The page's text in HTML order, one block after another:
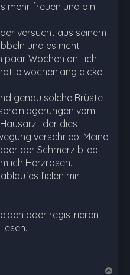
mehr freuen und bin
versucht aus seinem
und es nicht
paar Wochen an , ich
wochenlang dicke
genau solche Brüste
vom
der dies
verschrieb. Meine
der Schmerz blieb
ich Herzrasen.
fielen mir
oder registrieren,